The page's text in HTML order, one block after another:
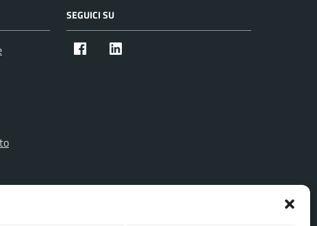
SEGUICI SU
Facebook